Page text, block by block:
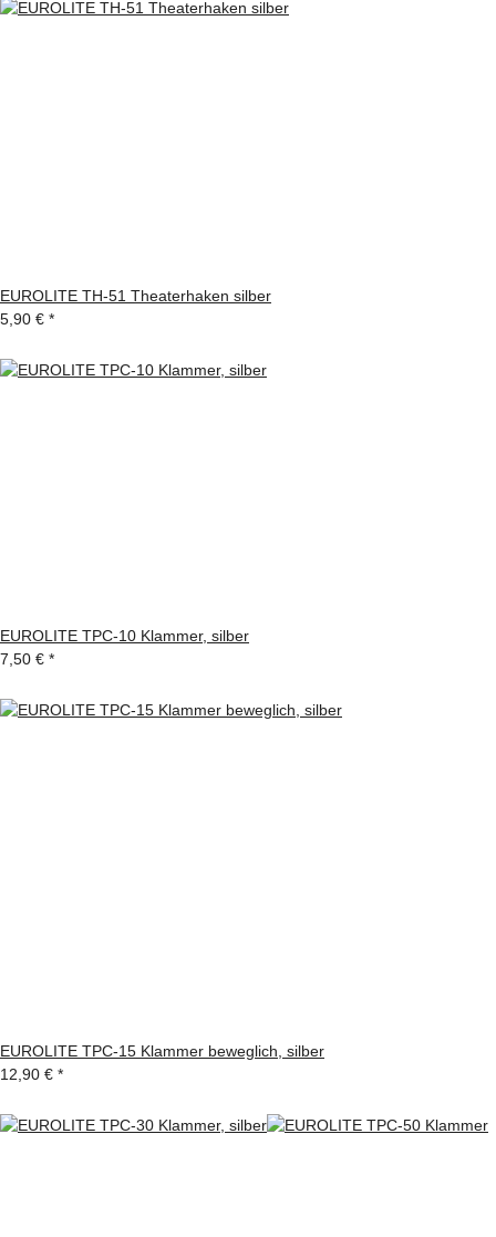
EUROLITE TH-51 Theaterhaken silber
5,90 € *
EUROLITE TPC-10 Klammer, silber
7,50 € *
EUROLITE TPC-15 Klammer beweglich, silber
12,90 € *